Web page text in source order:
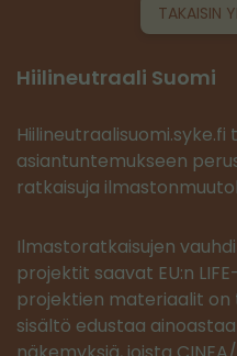
TAKAISIN
Hiilineutraali Suomi
asiantuntemukseen
ratkaisuja
Ilmastoratkaisujen
projektit saavat EU:n
projektien materiaalit
sisältö edustaa